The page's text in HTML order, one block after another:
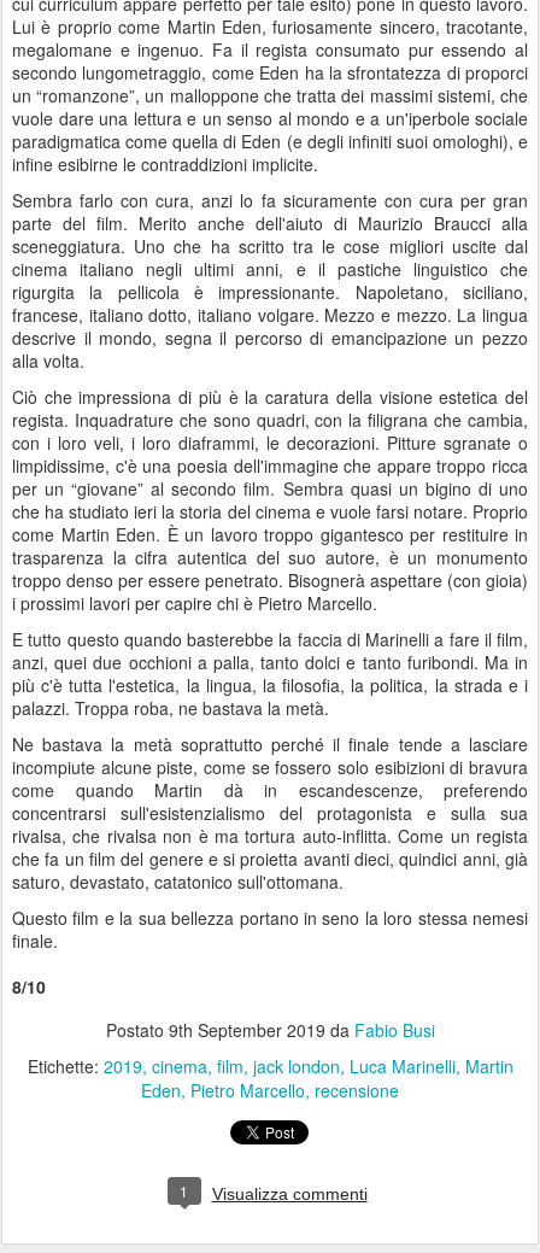
Lui è proprio come Martin Eden, furiosamente sincero, tracotante,
megalomane e ingenuo. Fa il regista consumato pur essendo al
secondo lungometraggio, come Eden ha la sfrontatezza di proporci
un “romanzone”, un malloppone che tratta dei massimi sistemi, che
vuole dare una lettura e un senso al mondo e a un'iperbole sociale
paradigmatica come quella di Eden (e degli infiniti suoi omologhi), e
infine esibirne le contraddizioni implicite.
Sembra farlo con cura, anzi lo fa sicuramente con cura per gran
parte del film. Merito anche dell'aiuto di Maurizio Braucci alla
sceneggiatura. Uno che ha scritto tra le cose migliori uscite dal
cinema italiano negli ultimi anni, e il pastiche linguistico che
rigurgita la pellicola è impressionante. Napoletano, siciliano,
francese, italiano dotto, italiano volgare. Mezzo e mezzo. La lingua
descrive il mondo, segna il percorso di emancipazione un pezzo
alla volta.
Ciò che impressiona di più è la caratura della visione estetica del
regista. Inquadrature che sono quadri, con la filigrana che cambia,
con i loro veli, i loro diaframmi, le decorazioni. Pitture sgranate o
limpidissime, c'è una poesia dell'immagine che appare troppo ricca
per un “giovane” al secondo film. Sembra quasi un bigino di uno
che ha studiato ieri la storia del cinema e vuole farsi notare. Proprio
come Martin Eden. È un lavoro troppo gigantesco per restituire in
trasparenza la cifra autentica del suo autore, è un monumento
troppo denso per essere penetrato. Bisognerà aspettare (con gioia)
i prossimi lavori per capire chi è Pietro Marcello.
E tutto questo quando basterebbe la faccia di Marinelli a fare il film,
anzi, quei due occhioni a palla, tanto dolci e tanto furibondi. Ma in
più c'è tutta l'estetica, la lingua, la filosofia, la politica, la strada e i
palazzi. Troppa roba, ne bastava la metà.
Ne bastava la metà soprattutto perché il finale tende a lasciare
incompiute alcune piste, come se fossero solo esibizioni di bravura
come quando Martin dà in escandescenze, preferendo
concentrarsi sull'esistenzialismo del protagonista e sulla sua
rivalsa, che rivalsa non è ma tortura auto-inflitta. Come un regista
che fa un film del genere e si proietta avanti dieci, quindici anni, già
saturo, devastato, catatonico sull'ottomana.
Questo film e la sua bellezza portano in seno la loro stessa nemesi
finale.
8/10
Postato 9th September 2019 da Fabio Busi
Etichette: 2019 cinema film jack london Luca Marinelli Martin
Eden Pietro Marcello recensione
1 Visualizza commenti